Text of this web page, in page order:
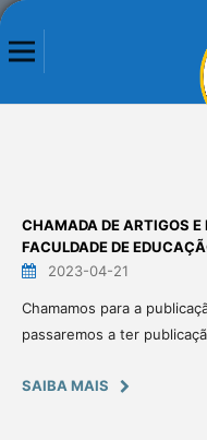
CHAMADA DE ARTIGOS
FACULDADE DE
2023-04-21
Chamamos para a
passaremos a ter
SAIBA MAIS